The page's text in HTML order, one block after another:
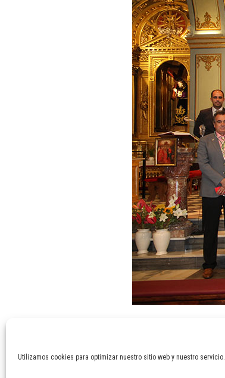
Utilizamos cookies para optimizar nuestro sitio web y nuestro servicio.
La Fe de un pueblo